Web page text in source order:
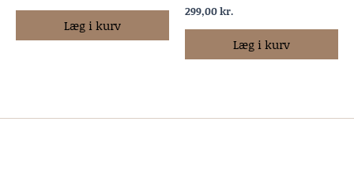
Læg i kurv
299,00kr.
Læg i kurv